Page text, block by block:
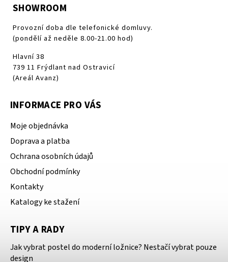
SHOWROOM
Provozní doba dle telefonické domluvy.
(pondělí až neděle 8.00-21.00 hod)
Hlavní 38
739 11 Frýdlant nad Ostravicí
(Areál Avanz)
INFORMACE PRO VÁS
Moje objednávka
Doprava a platba
Ochrana osobních údajů
Obchodní podmínky
Kontakty
Katalogy ke stažení
TIPY A RADY
Jak vybrat postel do moderní ložnice? Nestačí vybrat pouze
design